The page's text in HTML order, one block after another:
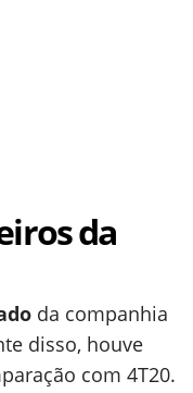
da
da companhia
disso, houve
com 4T20.